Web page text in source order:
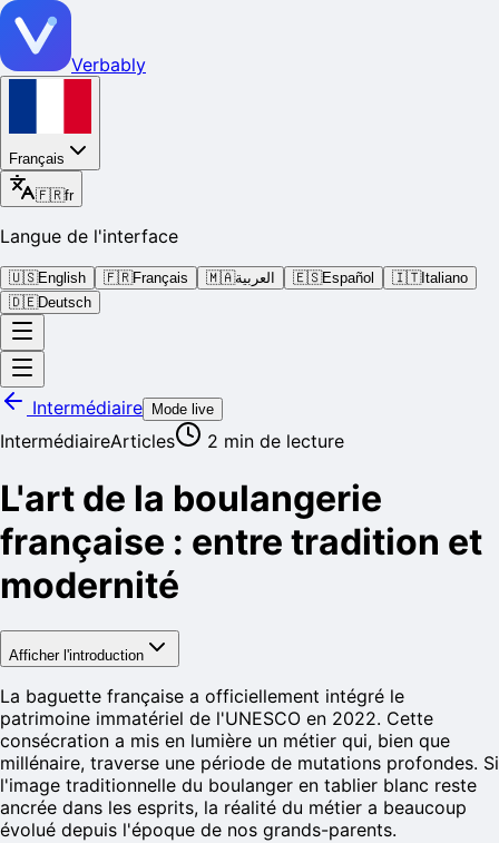
Verbably
Français
🇫🇷fr
Langue de l'interface
🇺🇸English 🇫🇷Français 🇲🇦العربية 🇪🇸Español 🇮🇹Italiano
🇩🇪Deutsch
Intermédiaire Mode live
IntermédiaireArticles 2 min de lecture
L'art de la boulangerie
française : entre tradition et
modernité
Afficher l'introduction
La baguette française a officiellement intégré le
patrimoine immatériel de l'UNESCO en 2022. Cette
consécration a mis en lumière un métier qui, bien que
millénaire, traverse une période de mutations profondes. Si
l'image traditionnelle du boulanger en tablier blanc reste
ancrée dans les esprits, la réalité du métier a beaucoup
évolué depuis l'époque de nos grands-parents.